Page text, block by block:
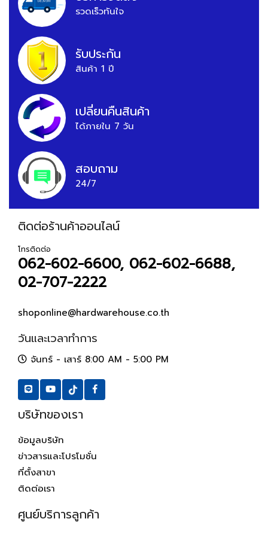
รวดเร็วทันใจ
รับประกัน
สินค้า 1 ปี
เปลี่ยนคืนสินค้า
ได้ภายใน 7 วัน
สอบถาม
24/7
ติดต่อร้านค้าออนไลน์
โทรติดต่อ
062-602-6600, 062-602-6688,
02-707-2222
shoponline@hardwarehouse.co.th
วันและเวลาทำการ
จันทร์ - เสาร์ 8:00 AM - 5:00 PM
บริษัทของเรา
ข้อมูลบริษัท
ข่าวสารและโปรโมชั่น
ที่ตั้งสาขา
ติดต่อเรา
ศูนย์บริการลูกค้า